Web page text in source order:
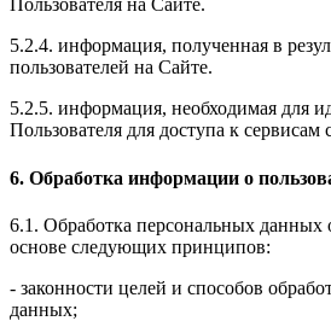
Пользователя на Сайте.
5.2.4. информация, полученная в
пользователей на Сайте.
5.2.5. информация, необходимая для
Пользователя для доступа к сервисам
6. Обработка информации о
6.1. Обработка персональных данных
основе следующих принципов:
- законности целей и способов
данных;